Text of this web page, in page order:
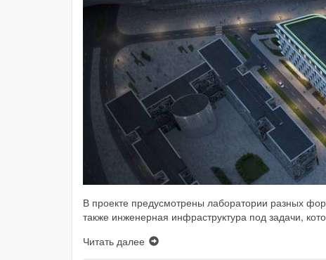
В проекте предусмотрены лаборатории разных
также инженерная инфраструктура под задачи,
Читать далее